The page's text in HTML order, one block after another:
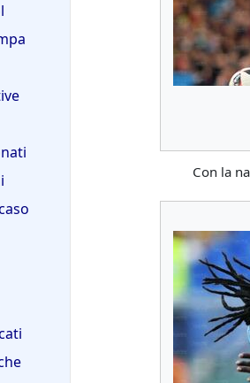
Con la